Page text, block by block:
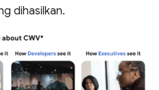
dihasilkan.